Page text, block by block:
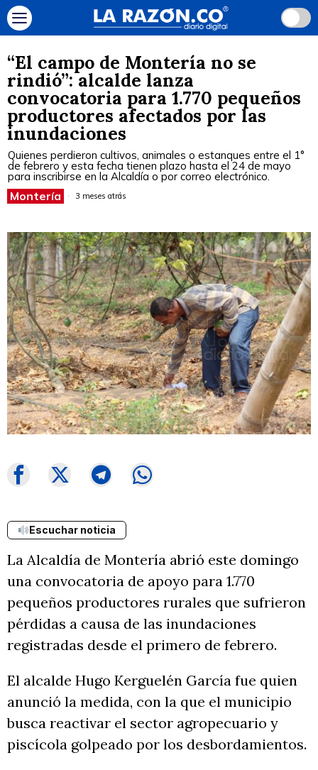
“El campo de Montería no se
rindió”: alcalde lanza
convocatoria para 1.770 pequeños
productores afectados por las
inundaciones
Quienes perdieron cultivos, animales o estanques entre el 1°
de febrero y esta fecha tienen plazo hasta el 24 de mayo
para inscribirse en la Alcaldía o por correo electrónico.
Montería 3 meses atrás
Escuchar noticia
La Alcaldía de Montería abrió este domingo
una convocatoria de apoyo para 1.770
pequeños productores rurales que sufrieron
pérdidas a causa de las inundaciones
registradas desde el primero de febrero.
El alcalde Hugo Kerguelén García fue quien
anunció la medida, con la que el municipio
busca reactivar el sector agropecuario y
piscícola golpeado por los desbordamientos.